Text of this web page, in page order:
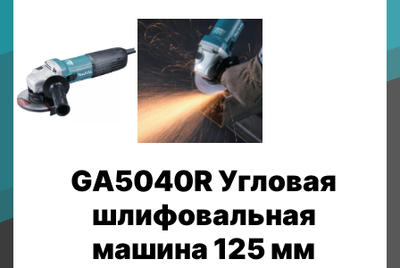
GA5040R Угловая
шлифовальная
машина 125 мм